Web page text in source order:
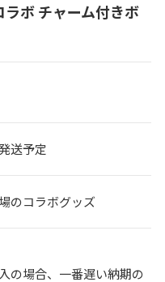
ボ チャーム付きボ
送予定
のコラボグッズ
の場合、一番遅い納期の